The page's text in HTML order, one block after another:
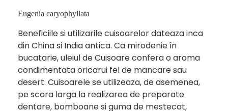
Eugenia caryophyllata
Beneficiile si utilizarile cuisoarelor dateaza inca
din China si India antica. Ca mirodenie în
bucatarie, uleiul de Cuisoare confera o aroma
condimentata oricarui fel de mancare sau
desert. Cuisoarele se utilizeaza, de asemenea,
pe scara larga la realizarea de preparate
dentare, bomboane si guma de mestecat,